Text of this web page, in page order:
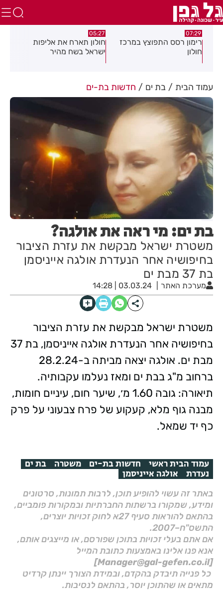
07:29
רימון רסס התפוצץ במרכז
חולון
05:27
חולון תארח את אליפות
ישראל בשח מהיר
עמוד הבית בת ים חדשות בת-ים
בת ים: מי ראה את אולגה?
משטרת ישראל מבקשת את עזרת הציבור
בחיפושיה אחר הנעדרת אולגה אייניסמן
בת 37 מבת ים
מערכת האתר 03.03.24 | 14:28
משטרת ישראל מבקשת את עזרת הציבור
בחיפושיה אחר הנעדרת אולגה אייניסמן, בת 37
מבת ים. אולגה יצאה מביתה ב-28.2.24
ברחוב מ"ג בבת ים ומאז נעלמו עקבותיה.
תיאורה: גובה 1.60 מ׳, שיער חום, עיניים חומות,
מבנה גוף מלא, קעקוע של פרח צבעוני על פרק
כף יד שמאל.
עמוד הבית ראשי חדשות בת-ים משטרה בת ים
נעדרת אולגה אייניסמן
באתר זה עשוי להופיע תוכן, לרבות תמונות, סרטונים
ומידע, שמקורו ברשתות החברתיות ובמקורות פומביים,
בהתאם להוראות סעיף 27א לחוק זכויות יוצרים,
התשס"ח–2007.
אם אתם בעלי זכויות בתוכן שפורסם, או מייצגים אותם,
אנא פנו אלינו באמצעות כתובת המייל
[Manager@gal-gefen.co.il]
כל פנייה תיבדק בהקדם, ובמידת הצורך יינתן קרדיט
מתאים או שהתוכן יוסר, בהתאם לנסיבות.